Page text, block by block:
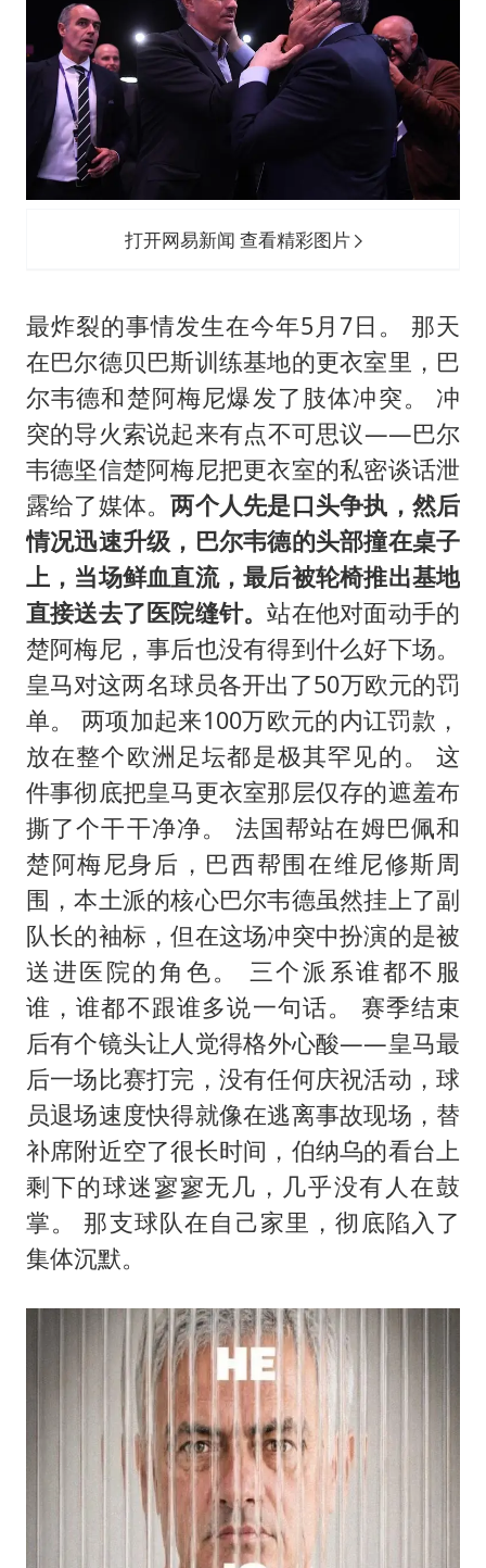
打开网易新闻 查看精彩图片
最炸裂的事情发生在今年5月7日。 那天
在巴尔德贝巴斯训练基地的更衣室里，巴
尔韦德和楚阿梅尼爆发了肢体冲突。 冲
突的导火索说起来有点不可思议——巴尔
韦德坚信楚阿梅尼把更衣室的私密谈话泄
露给了媒体。两个人先是口头争执，然后
情况迅速升级，巴尔韦德的头部撞在桌子
上，当场鲜血直流，最后被轮椅推出基地
直接送去了医院缝针。站在他对面动手的
楚阿梅尼，事后也没有得到什么好下场。
皇马对这两名球员各开出了50万欧元的罚
单。 两项加起来100万欧元的内讧罚款，
放在整个欧洲足坛都是极其罕见的。 这
件事彻底把皇马更衣室那层仅存的遮羞布
撕了个干干净净。 法国帮站在姆巴佩和
楚阿梅尼身后，巴西帮围在维尼修斯周
围，本土派的核心巴尔韦德虽然挂上了副
队长的袖标，但在这场冲突中扮演的是被
送进医院的角色。 三个派系谁都不服
谁，谁都不跟谁多说一句话。 赛季结束
后有个镜头让人觉得格外心酸——皇马最
后一场比赛打完，没有任何庆祝活动，球
员退场速度快得就像在逃离事故现场，替
补席附近空了很长时间，伯纳乌的看台上
剩下的球迷寥寥无几，几乎没有人在鼓
掌。 那支球队在自己家里，彻底陷入了
集体沉默。